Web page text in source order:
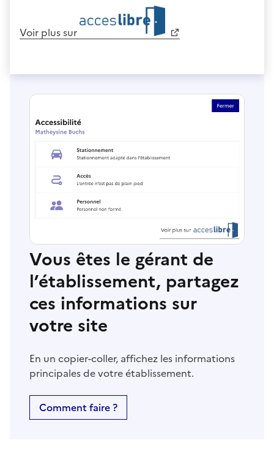
Voir plus sur
Vous êtes le gérant de
l’établissement, partagez
ces informations sur
votre site
En un copier-coller, affichez les informations
principales de votre établissement.
Comment faire ?